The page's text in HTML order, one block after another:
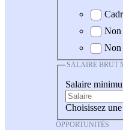
Non
Non
SALAIRE BRUT
Salaire
Choisissez
OPPORTUNITÉS